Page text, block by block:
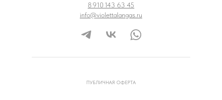
8 910 143 63 45
info@violettalangas.ru
ПУБЛИЧНАЯ ОФЕРТА